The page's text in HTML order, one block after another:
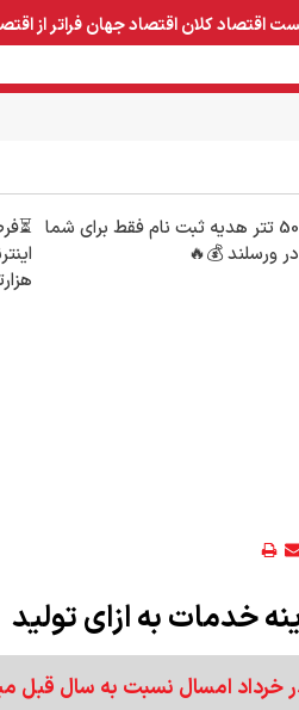
اقتصاد کلاناقتصاد جهانفراتر از
50 تتر هدیه ثبت نام فقط برای شما
در ورسلند 💰🔥
در خرداد امسال نسبت به سال